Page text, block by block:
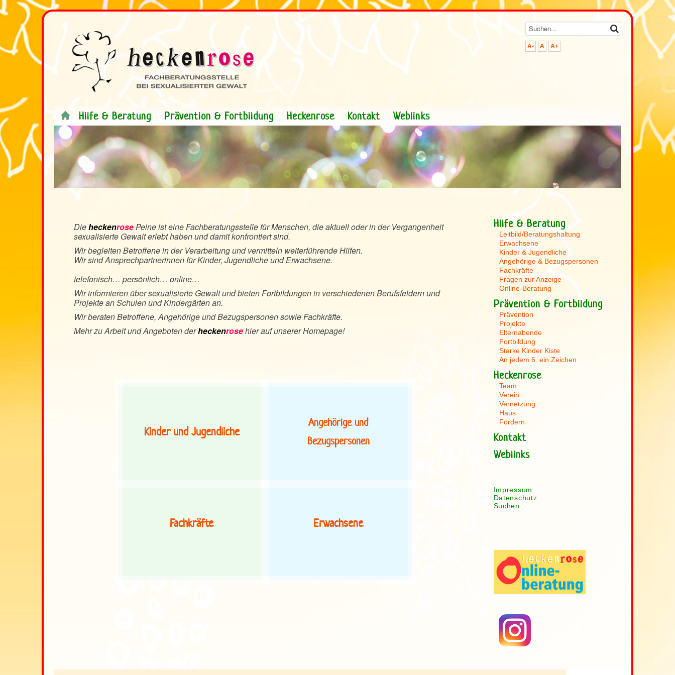
A- A A+
Hilfe & Beratung Prävention & Fortbildung Heckenrose Kontakt Weblinks
.
DieheckenrosePeine ist eine Fachberatungsstelle für Menschen, die aktuell oder in der Vergangenheit
sexualisierte Gewalt erlebt haben und damit konfrontiert sind.
Wir begleiten Betroffene in der Verarbeitung und vermitteln weiterführende Hilfen.
Wir sind Ansprechpartnerinnen für Kinder, Jugendliche und Erwachsene.
telefonisch… persönlich… online…
Wir informieren über sexualisierte Gewalt und bieten Fortbildungen in verschiedenen Berufsfeldern und
Projekte an Schulen und Kindergärten an.
Wir beraten Betroffene, Angehörige und Bezugspersonen sowie Fachkräfte.
Mehr zu Arbeit und Angeboten derheckenrosehier auf unserer Homepage!
Kinder und Jugendliche
Angehörige und
Bezugspersonen
Fachkräfte Erwachsene
Hilfe & Beratung
Leitbild/Beratungshaltung
Erwachsene
Kinder & Jugendliche
Angehörige & Bezugspersonen
Fachkräfte
Fragen zur Anzeige
Online-Beratung
Prävention & Fortbildung
Prävention
Projekte
Elternabende
Fortbildung
Starke Kinder Kiste
An jedem 6. ein Zeichen
Heckenrose
Team
Verein
Vernetzung
Haus
Fördern
Kontakt
Weblinks
Impressum
Datenschutz
Suchen